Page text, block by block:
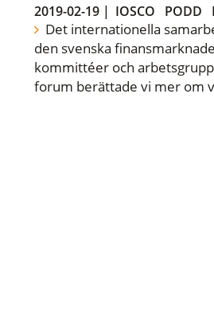
2019-02-19| IOSCO PODD
Det internationella
den svenska
kommittéer och
forum berättade vi mer om